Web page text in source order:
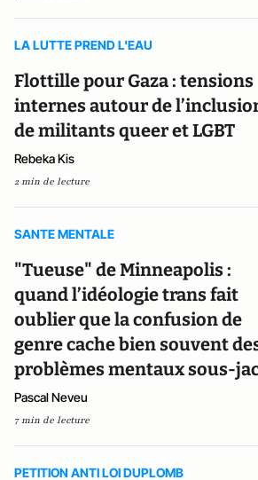
LA LUTTE PREND L'EAU
Flottille pour Gaza : tensions
internes autour de
de militants queer et LGBT
Rebeka Kis
2 min de lecture
SANTE MENTALE
"Tueuse" de Minneapolis :
quand l’idéologie trans fait
oublier que la confusion de
genre cache bien souvent
problèmes mentaux sous-
Pascal Neveu
7 min de lecture
PETITION ANTI LOI DUPLOMB